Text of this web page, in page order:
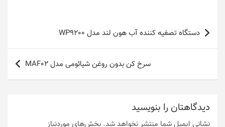
راهبری
نوشته
دستگاه تصفیه کننده آب هون لند مدل WP9200
سرخ کن بدون روغن شیائومی مدل MAF02
دیدگاهتان را بنویسید
نشانی ایمیل شما منتشر نخواهد شد. بخش‌های موردنیاز